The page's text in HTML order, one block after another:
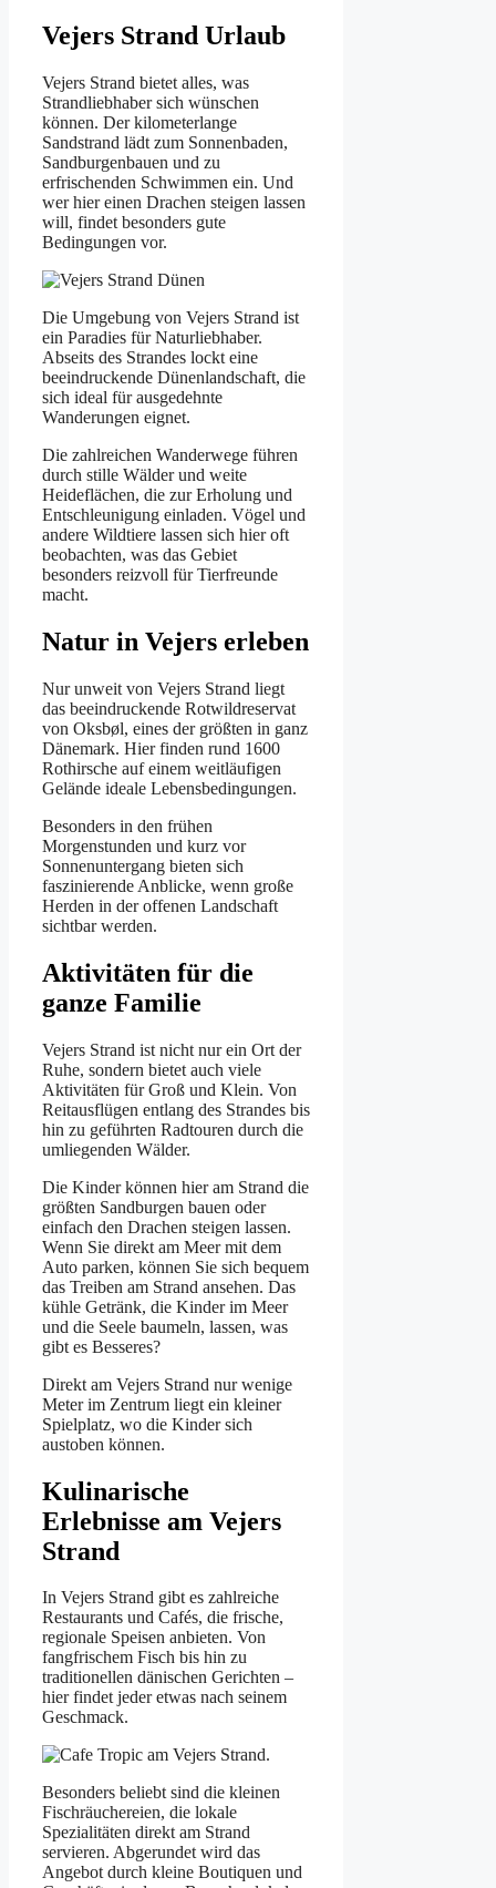
Vejers Strand Urlaub
Vejers Strand bietet alles, was
Strandliebhaber sich wünschen
können. Der kilometerlange
Sandstrand lädt zum Sonnenbaden,
Sandburgenbauen und zu
erfrischenden Schwimmen ein. Und
wer hier einen Drachen steigen lassen
will, findet besonders gute
Bedingungen vor.
Die Umgebung von Vejers Strand ist
ein Paradies für Naturliebhaber.
Abseits des Strandes lockt eine
beeindruckende Dünenlandschaft, die
sich ideal für ausgedehnte
Wanderungen eignet.
Die zahlreichen Wanderwege führen
durch stille Wälder und weite
Heideflächen, die zur Erholung und
Entschleunigung einladen. Vögel und
andere Wildtiere lassen sich hier oft
beobachten, was das Gebiet
besonders reizvoll für Tierfreunde
macht.
Natur in Vejers erleben
Nur unweit von Vejers Strand liegt
das beeindruckende Rotwildreservat
von Oksbøl, eines der größten in ganz
Dänemark. Hier finden rund 1600
Rothirsche auf einem weitläufigen
Gelände ideale Lebensbedingungen.
Besonders in den frühen
Morgenstunden und kurz vor
Sonnenuntergang bieten sich
faszinierende Anblicke, wenn große
Herden in der offenen Landschaft
sichtbar werden.
Aktivitäten für die
ganze Familie
Vejers Strand ist nicht nur ein Ort der
Ruhe, sondern bietet auch viele
Aktivitäten für Groß und Klein. Von
Reitausflügen entlang des Strandes bis
hin zu geführten Radtouren durch die
umliegenden Wälder.
Die Kinder können hier am Strand die
größten Sandburgen bauen oder
einfach den Drachen steigen lassen.
Wenn Sie direkt am Meer mit dem
Auto parken, können Sie sich bequem
das Treiben am Strand ansehen. Das
kühle Getränk, die Kinder im Meer
und die Seele baumeln, lassen, was
gibt es Besseres?
Direkt am Vejers Strand nur wenige
Meter im Zentrum liegt ein kleiner
Spielplatz, wo die Kinder sich
austoben können.
Kulinarische
Erlebnisse am Vejers
Strand
In Vejers Strand gibt es zahlreiche
Restaurants und Cafés, die frische,
regionale Speisen anbieten. Von
fangfrischem Fisch bis hin zu
traditionellen dänischen Gerichten –
hier findet jeder etwas nach seinem
Geschmack.
Besonders beliebt sind die kleinen
Fischräuchereien, die lokale
Spezialitäten direkt am Strand
servieren. Abgerundet wird das
Angebot durch kleine Boutiquen und